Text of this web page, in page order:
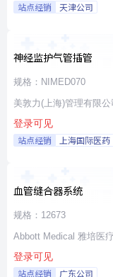
站点经销 天津公司
神经监护气管插管
规格：NIMED070
美敦力(上海)管理有限公
登录可见
站点经销 上海国际医药
血管缝合器系统
规格：12673
Abbott Medical 雅培医
登录可见
站点经销 广东公司